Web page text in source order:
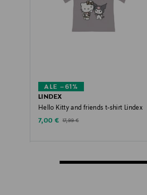
ALE –61%
LINDEX
Hello Kitty and friends t-shirt Lindex
Discounted Price
7,00 € Original Price
17,99 €